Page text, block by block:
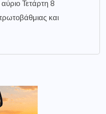
Τετάρτη 8
και